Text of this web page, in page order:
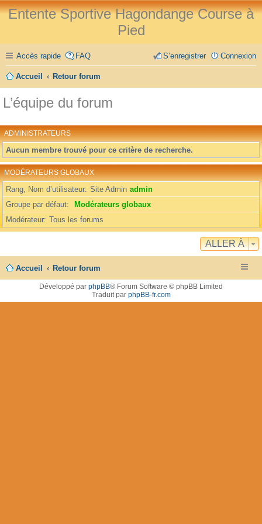
Entente Sportive Hagondange Course à
Pied
Accès rapide FAQ Connexion
S’enregistrer
Accueil Retour forum
L’équipe du forum
ADMINISTRATEURS
Aucun membre trouvé pour ce critère de recherche.
MODÉRATEURS GLOBAUX
Rang, Nom d’utilisateur Site Admin admin
Groupe par défaut
Modérateurs globaux
Modérateur Tous les forums
ALLER À
Accueil Retour forum
Développé par phpBB® Forum Software © phpBB Limited
Traduit par phpBB-fr.com